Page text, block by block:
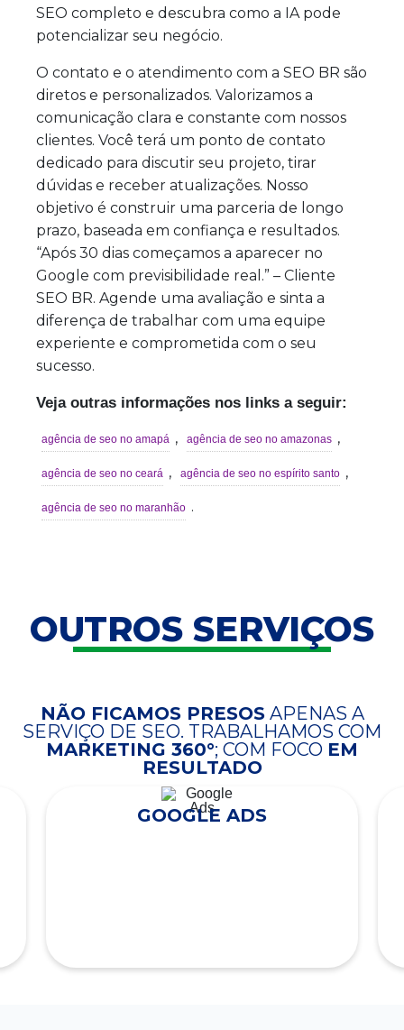
SEO completo e descubra como a IA pode
potencializar seu negócio.
O contato e o atendimento com a SEO BR são
diretos e personalizados. Valorizamos a
comunicação clara e constante com nossos
clientes. Você terá um ponto de contato
dedicado para discutir seu projeto, tirar
dúvidas e receber atualizações. Nosso
objetivo é construir uma parceria de longo
prazo, baseada em confiança e resultados.
“Após 30 dias começamos a aparecer no
Google com previsibilidade real.” – Cliente
SEO BR. Agende uma avaliação e sinta a
diferença de trabalhar com uma equipe
experiente e comprometida com o seu
sucesso.
Veja outras informações nos links a seguir:
agência de seo no amapá , agência de seo no amazonas ,
agência de seo no ceará , agência de seo no espírito santo ,
agência de seo no maranhão .
OUTROS SERVIÇOS
NÃO FICAMOS PRESOSAPENAS A
SERVIÇO DE SEO. TRABALHAMOS COM
MARKETING 360°; COM FOCO EM
RESULTADO
GOOGLE ADS